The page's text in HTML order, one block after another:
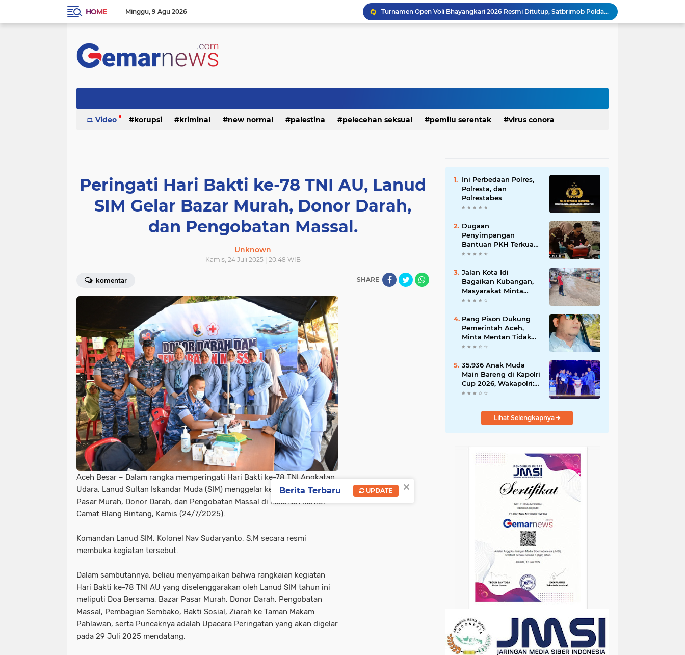
HOME Minggu 9 Agu 2026
Turnamen Open Voli Bhayangkari 2026 Resmi Ditutup, Satbrimob Polda Metro Jaya Raih Juara Pertama.
Pangdam Jaya dan Kapolda Metro Jaya Pimpin Apel Kebangsaan "Jaga Jakarta untuk Indonesia".
Haji Uma Minta Pelaku Pencabulan Anak di Aceh Tamiang Diproses Secara Hukum, Sesuai UU Nomor 12 Tahun 2022 Tentang TPKS
Video korupsi kriminal new normal palestina pelecehan seksual pemilu serentak virus conora
Peringati Hari Bakti ke-78 TNI AU, Lanud
SIM Gelar Bazar Murah, Donor Darah,
dan Pengobatan Massal.
Unknown
Kamis, 24 Juli 2025 | 20.48 WIB
komentar SHARE
Aceh Besar – Dalam rangka memperingati Hari Bakti ke-78 TNI Angkatan
Udara, Lanud Sultan Iskandar Muda (SIM) menggelar kegiatan Bazar
Pasar Murah, Donor Darah, dan Pengobatan Massal di halaman Kantor
Camat Blang Bintang, Kamis (24/7/2025).
Komandan Lanud SIM, Kolonel Nav Sudaryanto, S.M secara resmi
membuka kegiatan tersebut.
Dalam sambutannya, beliau menyampaikan bahwa rangkaian kegiatan
Hari Bakti ke-78 TNI AU yang diselenggarakan oleh Lanud SIM tahun ini
meliputi Doa Bersama, Bazar Pasar Murah, Donor Darah, Pengobatan
Massal, Pembagian Sembako, Bakti Sosial, Ziarah ke Taman Makam
Pahlawan, serta Puncaknya adalah Upacara Peringatan yang akan digelar
pada 29 Juli 2025 mendatang.
Ini Perbedaan Polres,
Polresta, dan
Polrestabes
Dugaan
Penyimpangan
Bantuan PKH Terkuak,
Kejari Wonosobo
Sosial.
Jalan Kota Idi
Bagaikan Kubangan,
Masyarakat Minta
Pemerintah Aceh dan
Segera Perbaiki
Pang Pison Dukung
Pemerintah Aceh,
Minta Mentan Tidak
Sudutkan Mualem
Pemulihan Pertanian
35.936 Anak Muda
Main Bareng di Kapolri
Cup 2026, Wakapolri:
Jangan Cuma Jadi
Talenta Digital.
Lihat Selengkapnya
×
Berita Terbaru UPDATE